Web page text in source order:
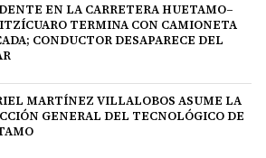
EN LA CARRETERA HUETAMO–
TERMINA CON CAMIONETA
CONDUCTOR DESAPARECE DEL
MARTÍNEZ VILLALOBOS ASUME LA
GENERAL DEL TECNOLÓGICO DE